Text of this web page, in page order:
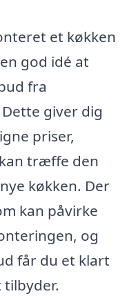
et køkken
god idé at
fra
giver dig
priser,
træffe den
køkken. Der
kan påvirke
og
får du et klart